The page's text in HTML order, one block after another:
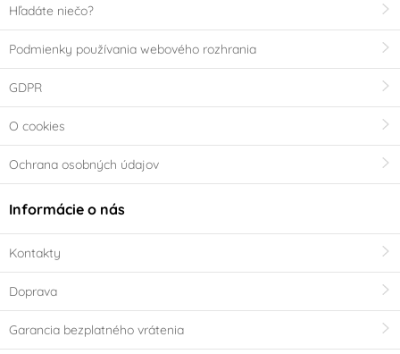
Hľadáte niečo?
Podmienky používania webového rozhrania
GDPR
O cookies
Ochrana osobných údajov
Informácie o nás
Kontakty
Doprava
Garancia bezplatného vrátenia